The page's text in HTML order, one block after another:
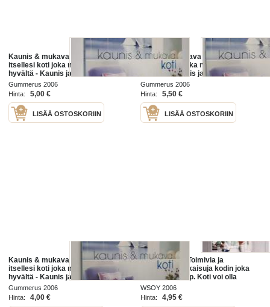
Kaunis & mukava koti : sisusta
itsellesi koti joka näyttää ja tuntuu
hyvältä - Kaunis ja mukava koti
Gummerus 2006
Hinta:
5,00 €
LISÄÄ OSTOSKORIIN
Kaunis & mukava koti : sisusta
itsellesi koti joka näyttää ja tuntuu
hyvältä - Kaunis ja mukava koti
Gummerus 2006
Hinta:
5,50 €
LISÄÄ OSTOSKORIIN
Kaunis & mukava koti : sisusta
itsellesi koti joka näyttää ja tuntuu
hyvältä - Kaunis ja mukava koti
Gummerus 2006
Hinta:
4,00 €
Kutsuva koti. Toimivia ja
yksilöllisiä ratkaisuja kodin joka
tilaan. 2006, 1.p. Koti voi olla
kaunis ja edustava, tiloiltaan
tehokas ja tunnelmaltaan
rauhoittava.
WSOY 2006
Hinta:
4,95 €